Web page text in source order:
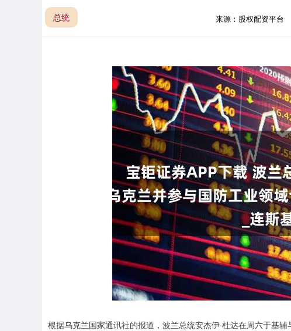
总统 来源：股权配资平台
根据乌克兰国家通讯社的报道，波兰总统安杰伊·杜达在周六于基